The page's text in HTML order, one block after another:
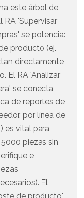
este árbol de
RA 'Supervisar
se potencia:
producto (ej.
directamente
El RA 'Analizar
se conecta
de reportes de
por línea de
es vital para
piezas sin
e
El
de producto'